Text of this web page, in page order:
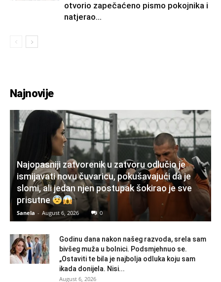
otvorio zapečaćeno pismo pokojnika i
natjerao...
Najnovije
Najopasniji zatvorenik u zatvoru odlučio je
ismijavati novu čuvaricu, pokušavajući da je
slomi, ali jedan njen postupak šokirao je sve
prisutne
Sanela - August 6, 2026 0
Godinu dana nakon našeg razvoda, srela sam
bivšeg muža u bolnici. Podsmjehnuo se.
„Ostaviti te bila je najbolja odluka koju sam
ikada donijela. Nisi...
August 6, 2026